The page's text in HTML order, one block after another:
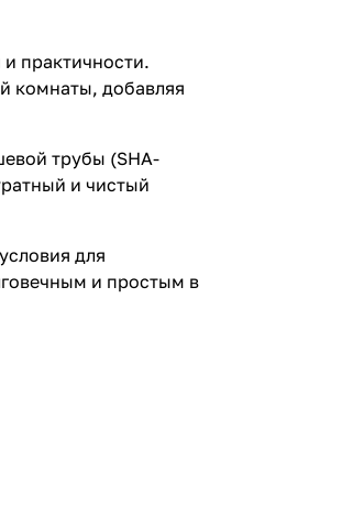
практичности.
комнаты, добавляя
трубы (SHA-
и чистый
для
и простым в